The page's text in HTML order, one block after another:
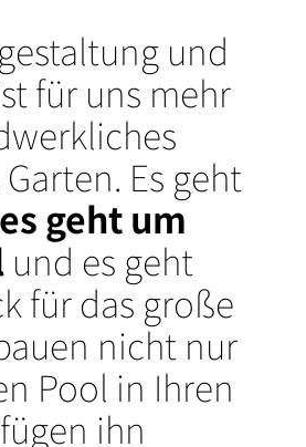
und
für uns mehr
Es geht
es geht um
und es geht
für das große
nicht nur
Pool in Ihren
ihn